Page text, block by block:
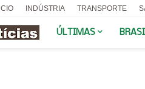
INDÚSTRIA TRANSPORTE
ÚLTIMAS